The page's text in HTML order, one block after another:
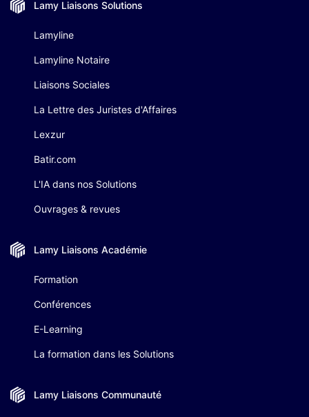
Lamy Liaisons Solutions
Lamyline
Lamyline Notaire
Liaisons Sociales
La Lettre des Juristes d'Affaires
Lexzur
Batir.com
L'IA dans nos Solutions
Ouvrages & revues
Lamy Liaisons Académie
Formation
Conférences
E-Learning
La formation dans les Solutions
Lamy Liaisons Communauté